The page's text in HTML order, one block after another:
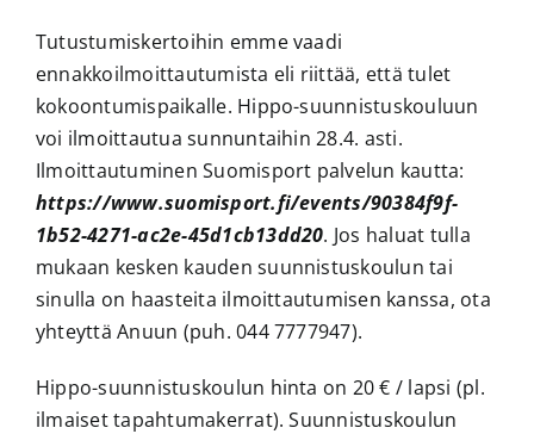
Tutustumiskertoihin emme vaadi
ennakkoilmoittautumista eli riittää, että tulet
kokoontumispaikalle. Hippo-suunnistuskouluun
voi ilmoittautua sunnuntaihin 28.4. asti.
Ilmoittautuminen Suomisport palvelun kautta:
https://www.suomisport.fi/events/90384f9f-
1b52-4271-ac2e-45d1cb13dd20. Jos haluat tulla
mukaan kesken kauden suunnistuskoulun tai
sinulla on haasteita ilmoittautumisen kanssa, ota
yhteyttä Anuun (puh. 044 7777947).
Hippo-suunnistuskoulun hinta on 20 € / lapsi (pl.
ilmaiset tapahtumakerrat). Suunnistuskoulun